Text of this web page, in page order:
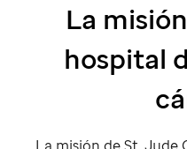
La
hospital